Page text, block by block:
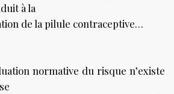
à la
de la pilule contraceptive…
normative du risque n’existe